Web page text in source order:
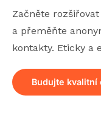
Začněte
a přeměňte
kontakty. Eticky a
Budujte kvalitní